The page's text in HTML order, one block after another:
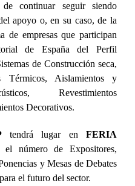
continuar seguir siendo
apoyo o, en su caso, de la
de empresas que participan
de España del Perfil
de Construcción seca,
Térmicos, Aislamientos y
Revestimientos
Decorativos.
tendrá lugar enFERIA
el número de Expositores,
y Mesas de Debates
el futuro del sector.